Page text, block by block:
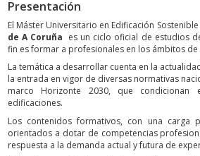
Presentación
El Máster Universitario en Edificación Sostenible
de A Coruña es un ciclo oficial de estudios
fin es formar a profesionales en los ámbitos
La temática a desarrollar cuenta en la
la entrada en vigor de diversas normativas
marco Horizonte 2030, que
edificaciones.
Los contenidos formativos, con una carga
orientados a dotar de competencias
respuesta a la demanda actual y futura de